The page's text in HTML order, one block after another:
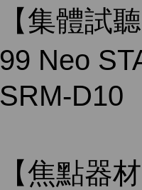
【集體試
99 Neo
SRM-D10
【焦點器